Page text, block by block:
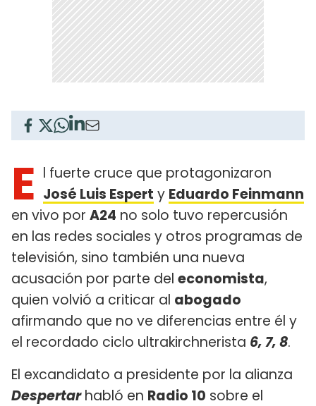
E l fuerte cruce que protagonizaron
José Luis Espert y Eduardo Feinmann
en vivo por A24 no solo tuvo repercusión
en las redes sociales y otros programas de
televisión, sino también una nueva
acusación por parte del economista,
quien volvió a criticar al abogado
afirmando que no ve diferencias entre él y
el recordado ciclo ultrakirchnerista 6, 7, 8.
El excandidato a presidente por la alianza
Despertarhabló en Radio 10 sobre el